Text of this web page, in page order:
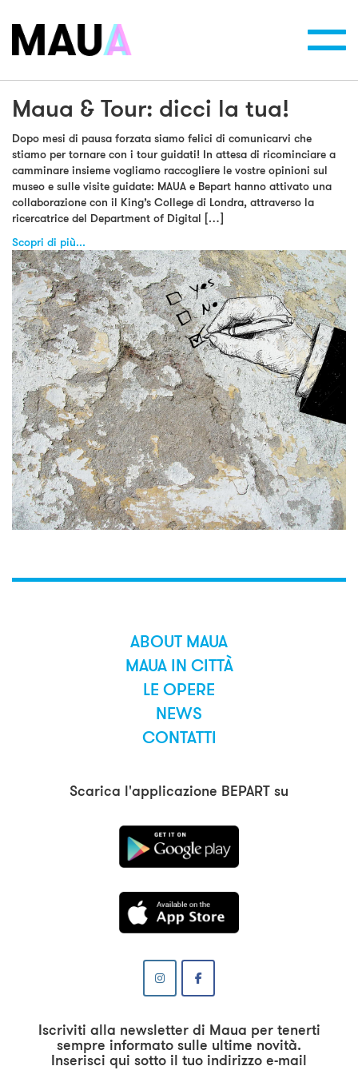
Toggle
Maua & Tour: dicci la tua!
Dopo mesi di pausa forzata siamo felici di comunicarvi che
stiamo per tornare con i tour guidati! In attesa di ricominciare a
camminare insieme vogliamo raccogliere le vostre opinioni sul
museo e sulle visite guidate: MAUA e Bepart hanno attivato una
collaborazione con il King’s College di Londra, attraverso la
ricercatrice del Department of Digital […]
Scopri di più...
ABOUT MAUA
MAUA IN CITTÀ
LE OPERE
NEWS
CONTATTI
Scarica l'applicazione BEPART su
Iscriviti alla newsletter di Maua per tenerti
sempre informato sulle ultime novità.
Inserisci qui sotto il tuo indirizzo e-mail